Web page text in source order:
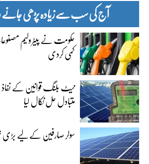
آج کی سب سے زیادہ پڑھی جانے
حکومت نے پیٹرولیم
کمی کردی
نیٹ بلنگ قوانین کے
متبادل حل نکال لیا
سولر صارفین کے لیے بڑی